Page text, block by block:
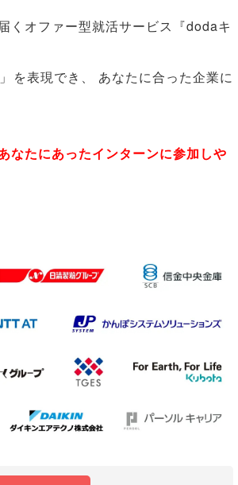
くオファー型就活サービス『dodaキ
」 を表現でき
あなたに合った企業に
なたにあったインターンに参加しや